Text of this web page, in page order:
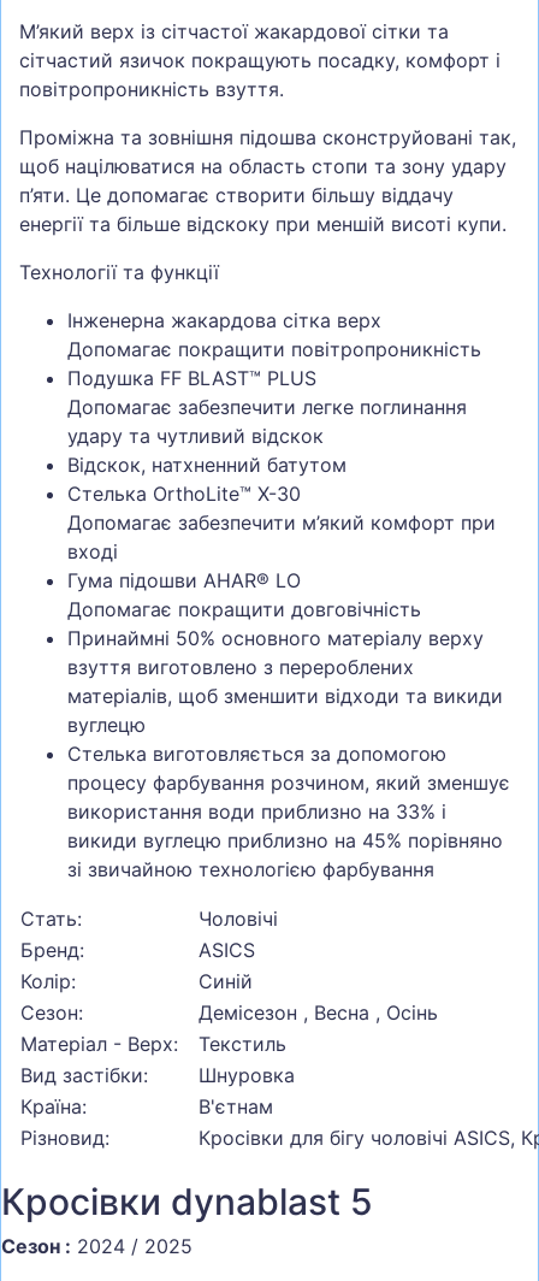
М’який верх із сітчастої жакардової сітки та
сітчастий язичок покращують посадку, комфорт і
повітропроникність взуття.
Проміжна та зовнішня підошва сконструйовані так,
щоб націлюватися на область стопи та зону удару
п’яти. Це допомагає створити більшу віддачу
енергії та більше відскоку при меншій висоті купи.
Технології та функції
Інженерна жакардова сітка верх
Допомагає покращити повітропроникність
Подушка FF BLAST™ PLUS
Допомагає забезпечити легке поглинання
удару та чутливий відскок
Відскок, натхненний батутом
Стелька OrthoLite™ X-30
Допомагає забезпечити м’який комфорт при
вході
Гума підошви AHAR® LO
Допомагає покращити довговічність
Принаймні 50% основного матеріалу верху
взуття виготовлено з перероблених
матеріалів, щоб зменшити відходи та викиди
вуглецю
Стелька виготовляється за допомогою
процесу фарбування розчином, який зменшує
використання води приблизно на 33% і
викиди вуглецю приблизно на 45% порівняно
зі звичайною технологією фарбування
Стать:
Чоловічі
Бренд:
ASICS
Колір:
Синій
Сезон:
Демісезон , Весна , Осінь
Матеріал - Верх:
Текстиль
Вид застібки:
Шнуровка
Країна:
В'єтнам
Різновид:
Кросівки для бігу чоловічі ASICS,
Кросівки dynablast 5
Сезон : 2024 / 2025